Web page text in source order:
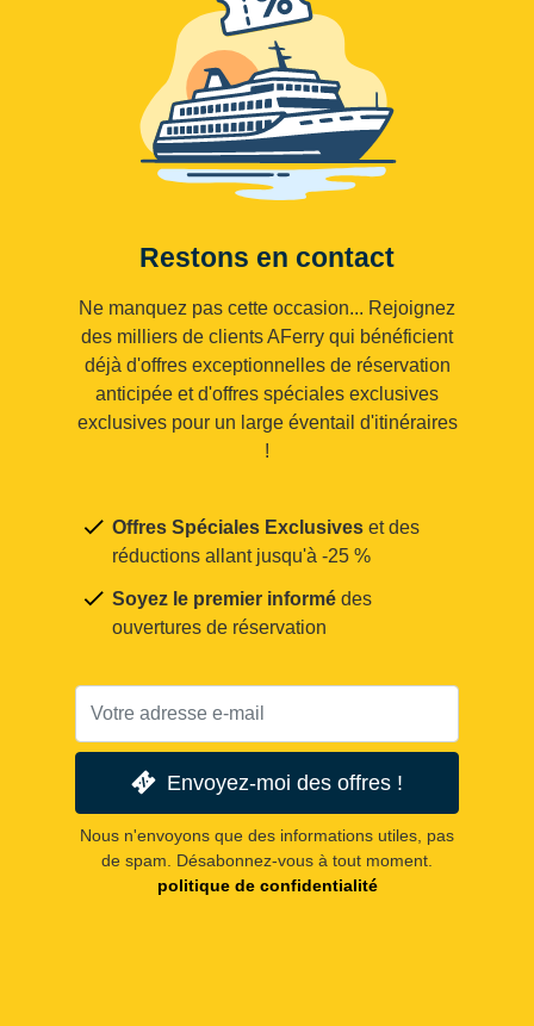
Restons en contact
Ne manquez pas cette occasion... Rejoignez
des milliers de clients AFerry qui bénéficient
déjà d'offres exceptionnelles de réservation
anticipée et d'offres spéciales exclusives
exclusives pour un large éventail d'itinéraires
!
Offres Spéciales Exclusives et des
réductions allant jusqu'à -25 %
Soyez le premier informé des
ouvertures de réservation
Envoyez-moi des offres !
Nous n'envoyons que des informations utiles, pas
de spam. Désabonnez-vous à tout moment.
politique de confidentialité